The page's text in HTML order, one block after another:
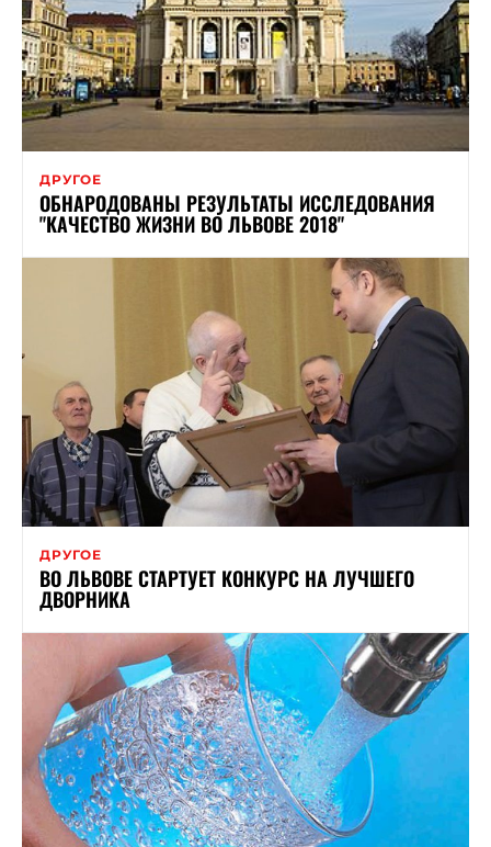
ДРУГОЕ
ОБНАРОДОВАНЫ РЕЗУЛЬТАТЫ ИССЛЕДОВАНИЯ
"КАЧЕСТВО ЖИЗНИ ВО ЛЬВОВЕ 2018"
ДРУГОЕ
ВО ЛЬВОВЕ СТАРТУЕТ КОНКУРС НА ЛУЧШЕГО
ДВОРНИКА